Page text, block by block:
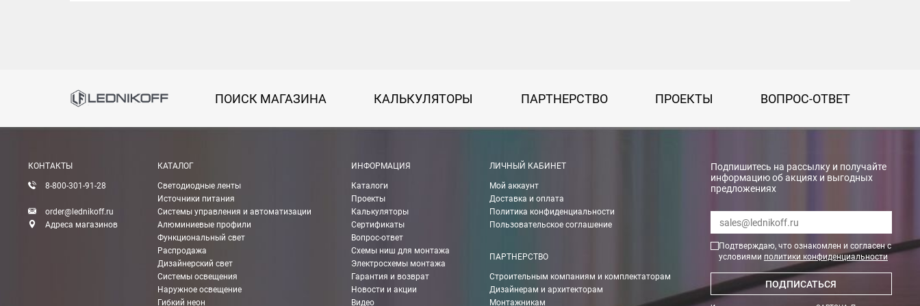
ПОИСК МАГАЗИНА КАЛЬКУЛЯТОРЫ ПАРТНЕРСТВО ПРОЕКТЫ ВОПРОС-ОТВЕТ
КОНТАКТЫ
8-800-301-91-28
order@lednikoff.ru
Адреса магазинов
КАТАЛОГ
Светодиодные ленты
Источники питания
Системы управления и автоматизации
Алюминиевые профили
Функциональный свет
Распродажа
Дизайнерский свет
Системы освещения
Наружное освещение
Гибкий неон
ИНФОРМАЦИЯ
Каталоги
Проекты
Калькуляторы
Сертификаты
Вопрос-ответ
Схемы ниш для монтажа
Электросхемы монтажа
Гарантия и возврат
Новости и акции
Видео
ЛИЧНЫЙ КАБИНЕТ
Мой аккаунт
Доставка и оплата
Политика конфиденциальности
Пользовательское соглашение
ПАРТНЕРСТВО
Строительным компаниям и комплектаторам
Дизайнерам и архитекторам
Монтажникам
Подпишитесь на рассылку и получайте
информацию об акциях и выгодных
предложениях
Подтверждаю, что ознакомлен и согласен с
условиями политики конфиденциальности
ПОДПИСАТЬСЯ